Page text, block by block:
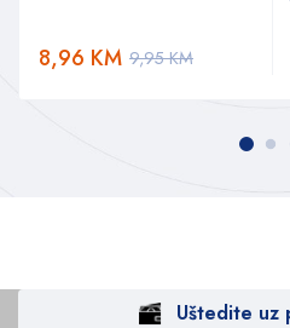
9,95KM
8,96 KM
Uštedite uz